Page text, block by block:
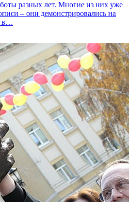
разных лет. Многие из них уже
– они демонстрировались на
в…